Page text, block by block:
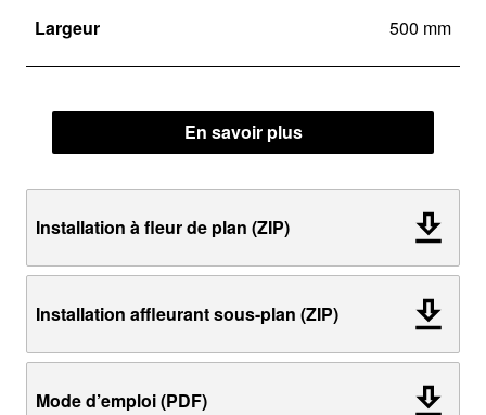
Largeur 500 mm
En savoir plus
Installation à fleur de plan (ZIP)
Installation affleurant sous-plan (ZIP)
Mode d’emploi (PDF)